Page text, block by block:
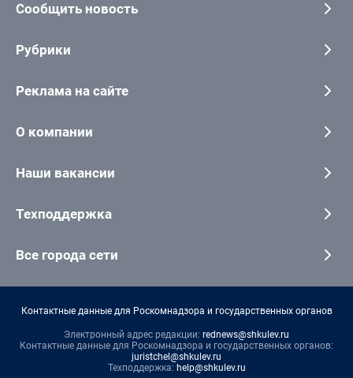
Сообщить новость
Рубрики
Реклама на сайте
О компании
Наши вакансии
Техподдержка
Все города сети
Контактные данные для Роскомнадзора и государственных органов
Электронный адрес редакции: rednews@shkulev.ru
Контактные данные для Роскомнадзора и государственных органов:
juristchel@shkulev.ru
Техподдержка: help@shkulev.ru